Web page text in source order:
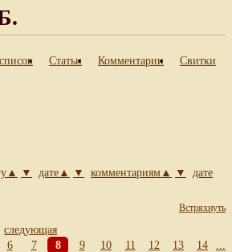
Статьи Комментарии
Свитки
▼ дате▲ ▼ комментариям▲ ▼
дате
Встряхнуть
следующая
6 7 8 9 10 11 12 13 14